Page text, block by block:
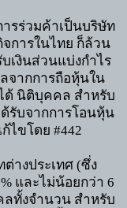
รร่วมค้าเป็นบริษัท
การในไทย ก็ล้วน
เงินส่วนแบ่งกำไร
จากการถือหุ้นใน
ด้ นิติบุคคล สำหรับ
รับจากการโอนหุ้น
ไขโดย #442
างประเทศ (ซึ่ง
และไม่น้อยกว่า 6
ลทั้งจำนวน สำหรับ